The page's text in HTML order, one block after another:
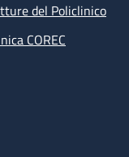
del Policlinico
COREC